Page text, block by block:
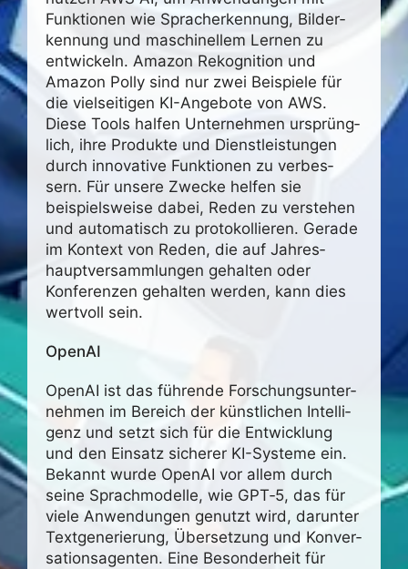
Funk­tionen wie Sprach­er­ken­nung, Bilder­
ken­nung und maschi­nellem Lernen zu
entwi­ckeln. Amazon Reko­gni­tion und
Amazon Polly sind nur zwei Beispiele für
die viel­sei­tigen KI-Ange­bote von AWS.
Diese Tools halfen Unter­nehmen ursprüng­
lich, ihre Produkte und Dienst­leis­tungen
durch inno­va­tive Funk­tionen zu verbes­
sern. Für unsere Zwecke helfen sie
beispiels­weise dabei, Reden zu verstehen
und auto­ma­tisch zu proto­kol­lieren. Gerade
im Kontext von Reden, die auf Jahres­
haupt­ver­samm­lungen gehalten oder
Konfe­renzen gehalten werden, kann dies
wert­voll sein.
OpenAI
OpenAI ist das führende Forschungs­un­ter­
nehmen im Bereich der künst­li­chen Intel­li­
genz und setzt sich für die Entwick­lung
und den Einsatz sicherer KI-Systeme ein.
Bekannt wurde OpenAI vor allem durch
seine Sprach­mo­delle, wie GPT‑5, das für
viele Anwen­dungen genutzt wird, darunter
Text­ge­ne­rie­rung, Über­set­zung und Konver­
sa­ti­ons­agenten. Eine Beson­der­heit für